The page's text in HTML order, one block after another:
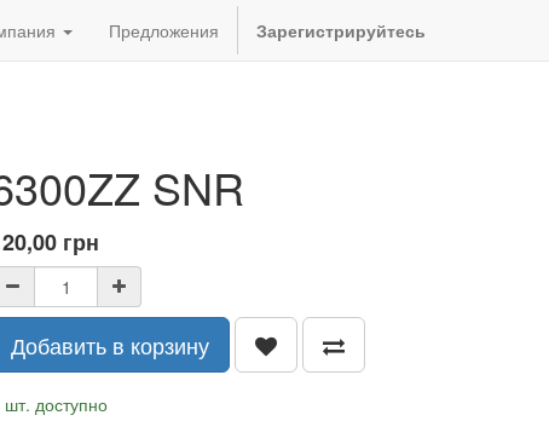
Предложения Зарегистрируйтесь
SNR
грн
Добавить в корзину
шт. доступно